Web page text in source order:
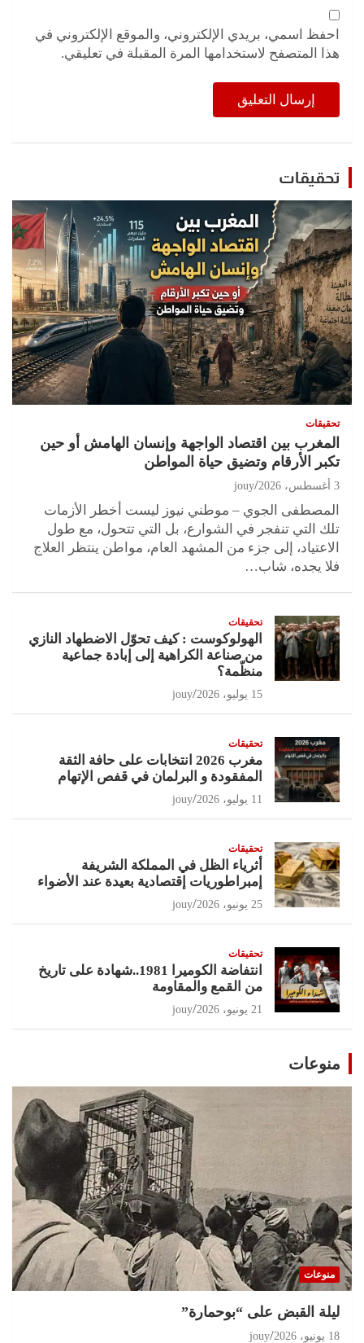
احفظ اسمي، بريدي الإلكتروني، والموقع الإلكتروني في
هذا المتصفح لاستخدامها المرة المقبلة في تعليقي.
تحقيقات
تحقيقات
المغرب بين اقتصاد الواجهة وإنسان الهامش أو حين
تكبر الأرقام وتضيق حياة المواطن
3 أغسطس، 2026 jouy
المصطفى الجوي – موطني نيوز ليست أخطر الأزمات
تلك التي تنفجر في الشوارع، بل التي تتحول، مع طول
الاعتياد، إلى جزء من المشهد العام، مواطن ينتظر العلاج
فلا يجده، شاب…
تحقيقات
الهولوكوست : كيف تحوّل الاضطهاد النازي
من صناعة الكراهية إلى إبادة جماعية
منظّمة؟
15 يوليو، 2026 jouy
تحقيقات
مغرب 2026 انتخابات على حافة الثقة
المفقودة و البرلمان في قفص الإتهام
11 يوليو، 2026 jouy
تحقيقات
أثرياء الظل في المملكة الشريفة
إمبراطوريات إقتصادية بعيدة عند الأضواء
25 يونيو، 2026 jouy
تحقيقات
انتفاضة الكوميرا 1981..شهادة على تاريخ
من القمع والمقاومة
21 يونيو، 2026 jouy
منوعات
منوعات
ليلة القبض على “بوحمارة”
18 يونيو، 2026 jouy